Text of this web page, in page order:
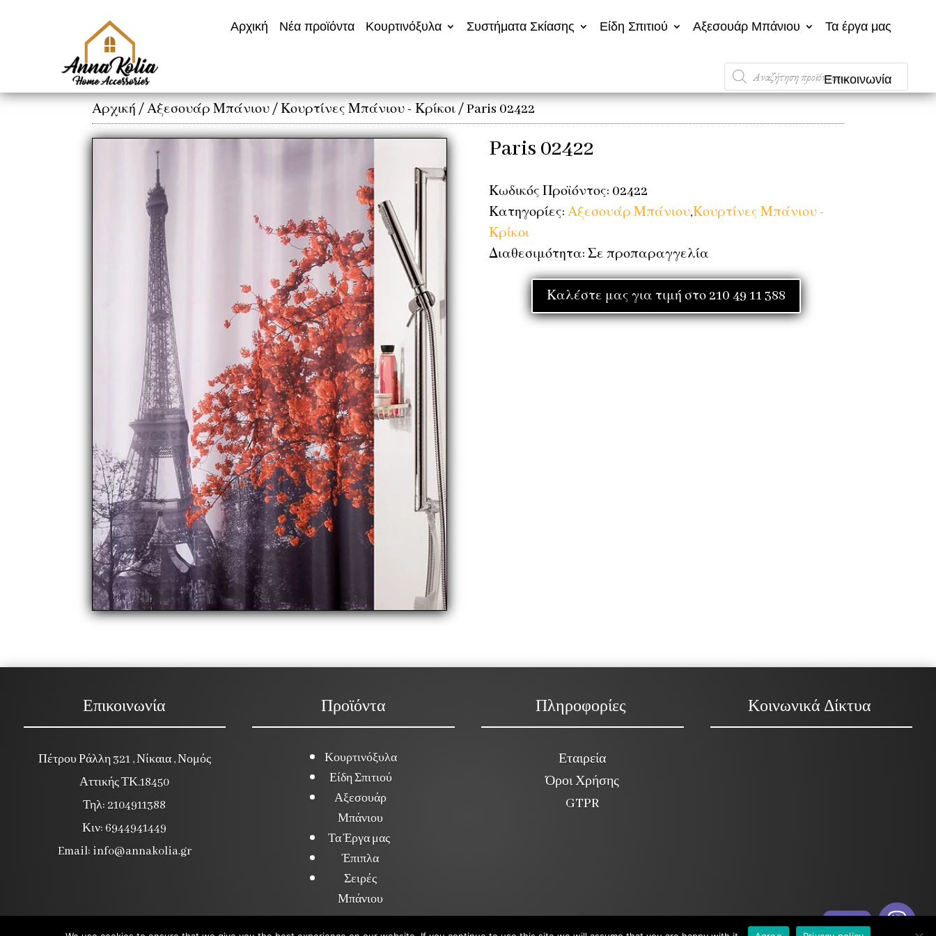
Αρχική Νέα προϊόντα Κουρτινόξυλα Συστήματα Σκίασης Είδη Σπιτιού Αξεσουάρ Μπάνιου Τα έργα μας
Επικοινωνία
Products
search
Αρχική /Αξεσουάρ Μπάνιου/Κουρτίνες Μπάνιου - Κρίκοι/ Paris 02422
Paris 02422
Κωδικός Προϊόντος: 02422
Κατηγορίες: Αξεσουάρ Μπάνιου,Κουρτίνες Μπάνιου -
Κρίκοι
Διαθεσιμότητα: Σε προπαραγγελία
Καλέστε μας για τιμή στο 210 49 11 388
Επικοινωνία
Πέτρου Ράλλη 321 , Νίκαια , Νομός
Αττικής ΤΚ.18450
Τηλ: 2104911388
Κιν: 6944941449
Email: info@annakolia.gr
Προϊόντα
Κουρτινόξυλα
Είδη Σπιτιού
Αξεσουάρ
Μπάνιου
Τα Έργα μας
Έπιπλα
Σειρές
Μπάνιου
Πληροφορίες
Εταιρεία
Όροι Χρήσης
GTPR
Κοινωνικά Δίκτυα
Viber